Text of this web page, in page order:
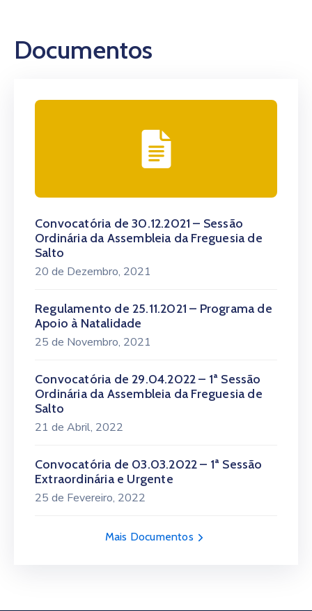
Documentos
Convocatória de 30.12.2021 – Sessão
Ordinária da Assembleia da Freguesia de
Salto
20 de Dezembro, 2021
Regulamento de 25.11.2021 – Programa de
Apoio à Natalidade
25 de Novembro, 2021
Convocatória de 29.04.2022 – 1ª Sessão
Ordinária da Assembleia da Freguesia de
Salto
21 de Abril, 2022
Convocatória de 03.03.2022 – 1ª Sessão
Extraordinária e Urgente
25 de Fevereiro, 2022
Mais Documentos